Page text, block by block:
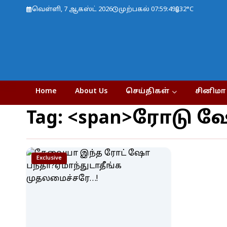
வெள்ளி, 7 ஆகஸ்ட் 2026 முற்பகல் 07:59:49 32°C
Home About Us செய்திகள் சினிமா
Tag: <span>ரோடு
Exclusive